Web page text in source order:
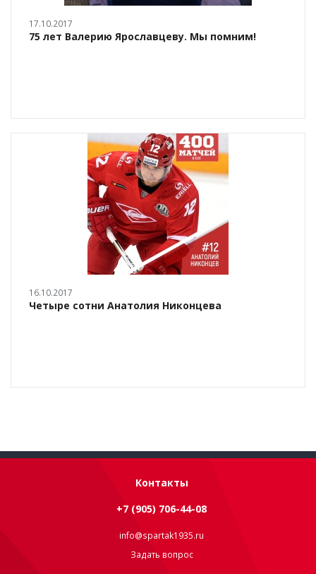
17.10.2017
75 лет Валерию Ярославцеву. Мы помним!
16.10.2017
Четыре сотни Анатолия Никонцева
Контакты
+7 (905) 706-44-08
info@spartak1935.ru
Задать вопрос